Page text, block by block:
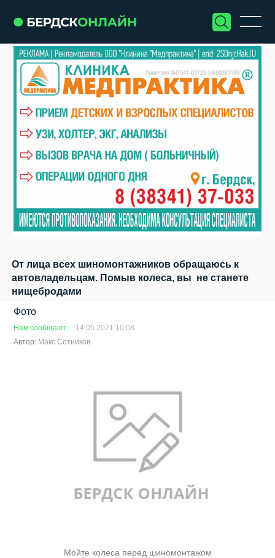
От лица всех шиномонтажников обращаюсь к
автовладельцам. Помыв колеса, вы не станете
нищебродами
Фото
Нам сообщают
14.05.2021 10:08
Автор: Макс Сотников
Мойте колеса перед шиномонтажом